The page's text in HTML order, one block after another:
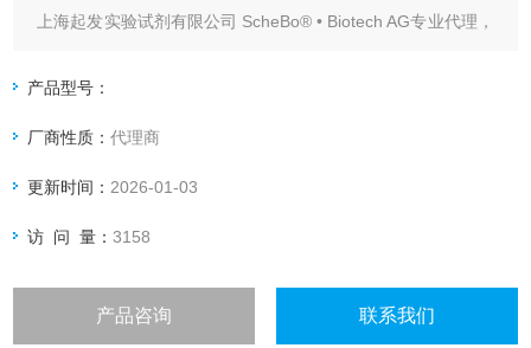
上海起发实验试剂有限公司 ScheBo® • Biotech AG专业代理，
产品型号：
厂商性质：代理商
更新时间： 2026-01-03
访 问 量：3158
产品咨询 联系我们